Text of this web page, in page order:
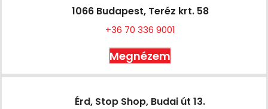
1066 Budapest, Teréz krt. 58
+36 70 336 9001
Megnézem
Érd, Stop Shop, Budai út 13.